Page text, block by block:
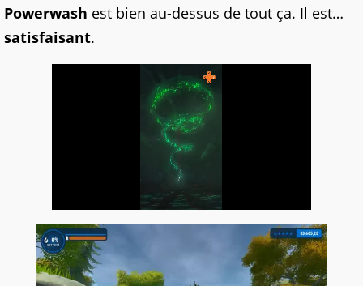
Powerwash est bien au-dessus de tout ça. Il est…
satisfaisant.